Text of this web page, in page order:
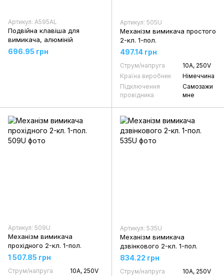
Артикул: A595AL
Подвійна клавіша для
вимикача, алюміній
696.95 грн
Артикул: 505U
Механізм вимикача простого
2-кл. 1-пол.
497.14 грн
Струм/напруга
10А, 250V
Країна виробник
Німеччина
Підключення
провідника
Самозажи
мне
Артикул: 509U
Механізм вимикача
прохідного 2-кл. 1-пол.
1 507.85 грн
Струм/напруга
10А, 250V
Артикул: 535U
Механізм вимикача
дзвінкового 2-кл. 1-пол.
834.22 грн
Струм/напруга
10А, 250V